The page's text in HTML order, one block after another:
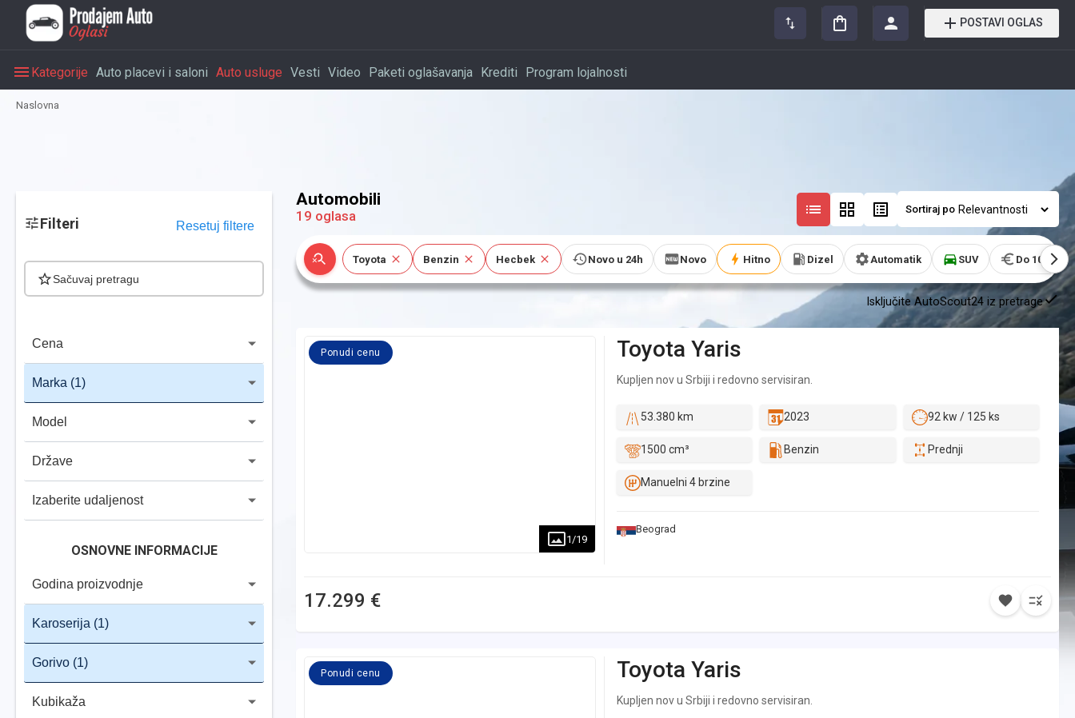
POSTAVI OGLAS
Kategorije Auto placevi i saloni Auto usluge Vesti Video Paketi oglašavanja Krediti Program lojalnosti
Naslovna
Filteri Resetuj filtere
Sačuvaj pretragu
Cena
Marka (1)
Model
Države
Izaberite udaljenost
OSNOVNE INFORMACIJE
Godina proizvodnje
Karoserija (1)
Gorivo (1)
Kubikaža
Automobili
19 oglasa Sortiraj po
Toyota Benzin Hecbek Novo u 24h Novo Hitno Dizel Automatik SUV Do 10.000€
Isključite AutoScout24 iz pretrage
Ponudi cenu
1 /19
Toyota Yaris
Kupljen nov u Srbiji i redovno servisiran.
53.380 km 2023 92 kw / 125 ks
1500 cm³ Benzin Prednji
Manuelni 4 brzine
Beograd
17.299 €
Ponudi cenu Toyota Yaris
Kupljen nov u Srbiji i redovno servisiran.